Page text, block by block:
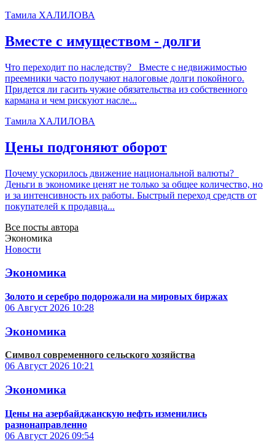
Тамила ХАЛИЛОВА
Вместе с имуществом - долги
Что переходит по наследству? Вместе с недвижимостью
преемники часто получают налоговые долги покойного.
Придется ли гасить чужие обязательства из собственного
кармана и чем рискуют насле...
Тамила ХАЛИЛОВА
Цены подгоняют оборот
Почему ускорилось движение национальной валюты?
Деньги в экономике ценят не только за общее количество, но
и за интенсивность их работы. Быстрый переход средств от
покупателей к продавца...
Все посты автора
Экономика
Новости
Экономика
Золото и серебро подорожали на мировых биржах
06 Август 2026 10:28
Экономика
Символ современного сельского хозяйства
06 Август 2026 10:21
Экономика
Цены на азербайджанскую нефть изменились
разнонаправленно
06 Август 2026 09:54